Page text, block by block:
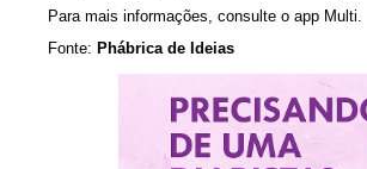
Para mais informações, consulte o app Multi.
Fonte: Phábrica de Ideias